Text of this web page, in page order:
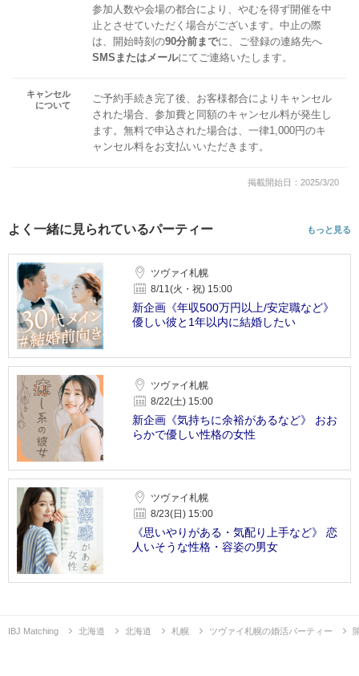
参加人数や会場の都合により、やむを得ず開催を中
止とさせていただく場合がございます。中止の際
は、開始時刻の90分前までに、ご登録の連絡先へ
SMSまたはメールにてご連絡いたします。
キャンセル
について
ご予約手続き完了後、お客様都合によりキャンセル
された場合、参加費と同額のキャンセル料が発生し
ます。無料で申込された場合は、一律1,000円のキ
ャンセル料をお支払いいただきます。
掲載開始日：2025/3/20
よく一緒に見られているパーティー もっと見る
ツヴァイ札幌
8/11(火・祝) 15:00
新企画《年収500万円以上/安定職など》
優しい彼と1年以内に結婚したい
ツヴァイ札幌
8/22(土) 15:00
新企画《気持ちに余裕があるなど》 おお
らかで優しい性格の女性
ツヴァイ札幌
8/23(日) 15:00
《思いやりがある・気配り上手など》 恋
人いそうな性格・容姿の男女
IBJ Matching 北海道 北海道 札幌 ツヴァイ札幌の婚活パーティー